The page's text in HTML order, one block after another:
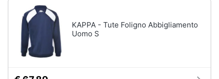
KAPPA - Tute Foligno Abbigliamento
Uomo S